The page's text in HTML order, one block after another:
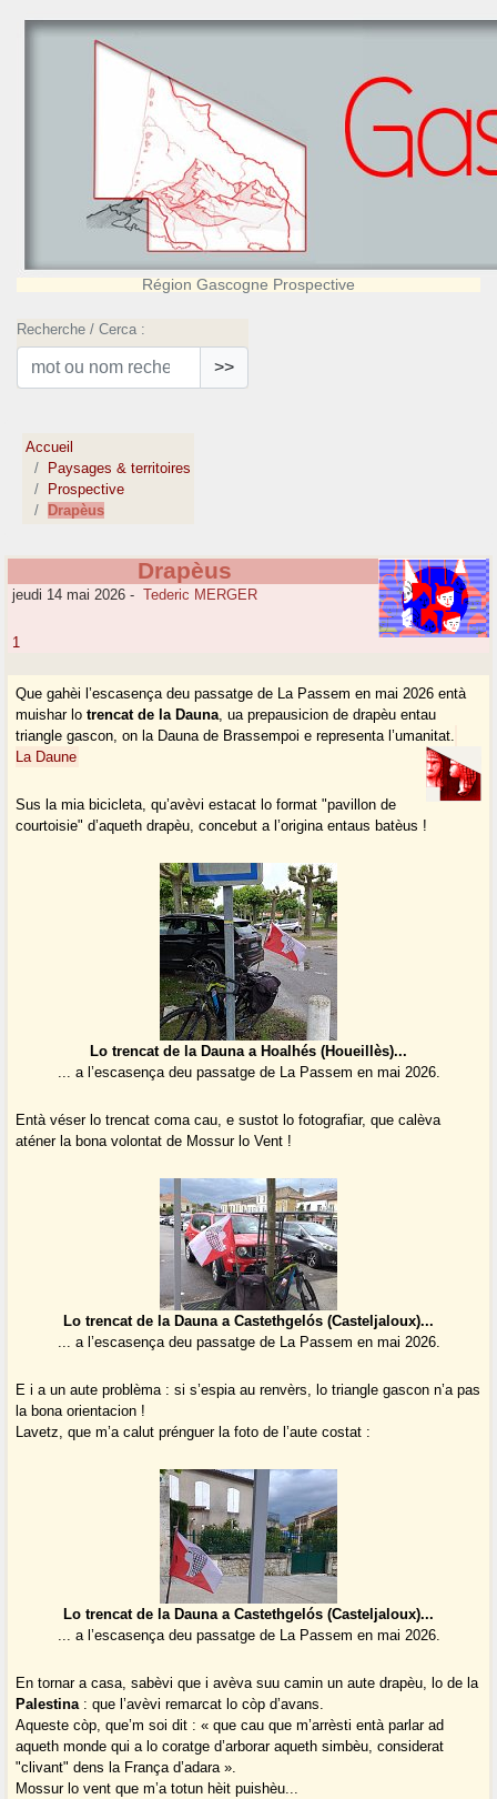
Région Gascogne Prospective
Recherche / Cerca :
>>
Accueil
Paysages & territoires
Prospective
Drapèus
Drapèus
jeudi 14 mai 2026 - Tederic MERGER
1
Que gahèi l’escasença deu passatge de La Passem en mai 2026 entà
muishar lotrencat de la Dauna, ua prepausicion de drapèu entau
triangle gascon, on la Dauna de Brassempoi e representa l’umanitat.
La Daune
Sus la mia bicicleta, qu’avèvi estacat lo format "pavillon de
courtoisie" d’aqueth drapèu, concebut a l’origina entaus batèus !
Lo trencat de la Dauna a Hoalhés (Houeillès)...
... a l’escasença deu passatge de La Passem en mai 2026.
Entà véser lo trencat coma cau, e sustot lo fotografiar, que calèva
aténer la bona volontat de Mossur lo Vent !
Lo trencat de la Dauna a Castethgelós (Casteljaloux)...
... a l’escasença deu passatge de La Passem en mai 2026.
E i a un aute problèma : si s’espia au renvèrs, lo triangle gascon n’a pas
la bona orientacion !
Lavetz, que m’a calut prénguer la foto de l’aute costat :
Lo trencat de la Dauna a Castethgelós (Casteljaloux)...
... a l’escasença deu passatge de La Passem en mai 2026.
En tornar a casa, sabèvi que i avèva suu camin un aute drapèu, lo de la
Palestina: que l’avèvi remarcat lo còp d’avans.
Aqueste còp, que’m soi dit : « que cau que m’arrèsti entà parlar ad
aqueth monde qui a lo coratge d’arborar aqueth simbèu, considerat
"clivant" dens la França d’adara ».
Mossur lo vent que m’a totun hèit puishèu...